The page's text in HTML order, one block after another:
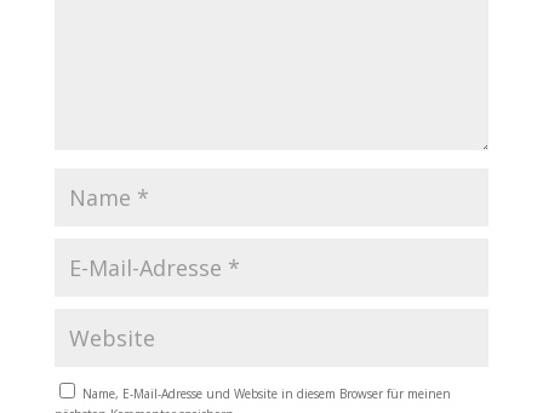
Name, E-Mail-Adresse und Website in diesem Browser für meinen